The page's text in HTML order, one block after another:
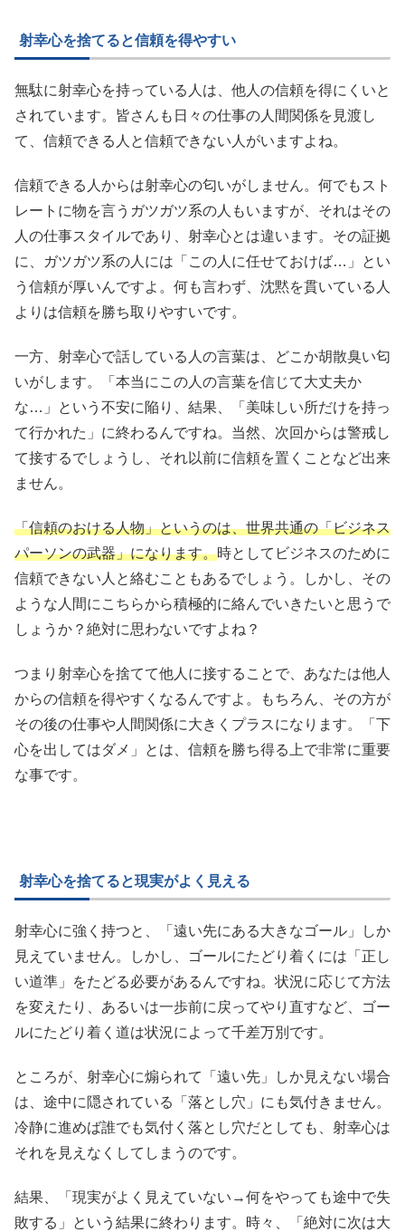
射幸心を捨てると信頼を得やすい
無駄に射幸心を持っている人は、他人の信頼を得にくいと
されています。皆さんも日々の仕事の人間関係を見渡し
て、信頼できる人と信頼できない人がいますよね。
信頼できる人からは射幸心の匂いがしません。何でもスト
レートに物を言うガツガツ系の人もいますが、それはその
人の仕事スタイルであり、射幸心とは違います。その証拠
に、ガツガツ系の人には「この人に任せておけば…」とい
う信頼が厚いんですよ。何も言わず、沈黙を貫いている人
よりは信頼を勝ち取りやすいです。
一方、射幸心で話している人の言葉は、どこか胡散臭い匂
いがします。「本当にこの人の言葉を信じて大丈夫か
な…」という不安に陥り、結果、「美味しい所だけを持っ
て行かれた」に終わるんですね。当然、次回からは警戒し
て接するでしょうし、それ以前に信頼を置くことなど出来
ません。
「信頼のおける人物」というのは、世界共通の「ビジネス
パーソンの武器」になります。時としてビジネスのために
信頼できない人と絡むこともあるでしょう。しかし、その
ような人間にこちらから積極的に絡んでいきたいと思うで
しょうか？絶対に思わないですよね？
つまり射幸心を捨てて他人に接することで、あなたは他人
からの信頼を得やすくなるんですよ。もちろん、その方が
その後の仕事や人間関係に大きくプラスになります。「下
心を出してはダメ」とは、信頼を勝ち得る上で非常に重要
な事です。
射幸心を捨てると現実がよく見える
射幸心に強く持つと、「遠い先にある大きなゴール」しか
見えていません。しかし、ゴールにたどり着くには「正し
い道準」をたどる必要があるんですね。状況に応じて方法
を変えたり、あるいは一歩前に戻ってやり直すなど、ゴー
ルにたどり着く道は状況によって千差万別です。
ところが、射幸心に煽られて「遠い先」しか見えない場合
は、途中に隠されている「落とし穴」にも気付きません。
冷静に進めば誰でも気付く落とし穴だとしても、射幸心は
それを見えなくしてしまうのです。
結果、「現実がよく見えていない→何をやっても途中で失
敗する」という結果に終わります。時々、「絶対に次は大